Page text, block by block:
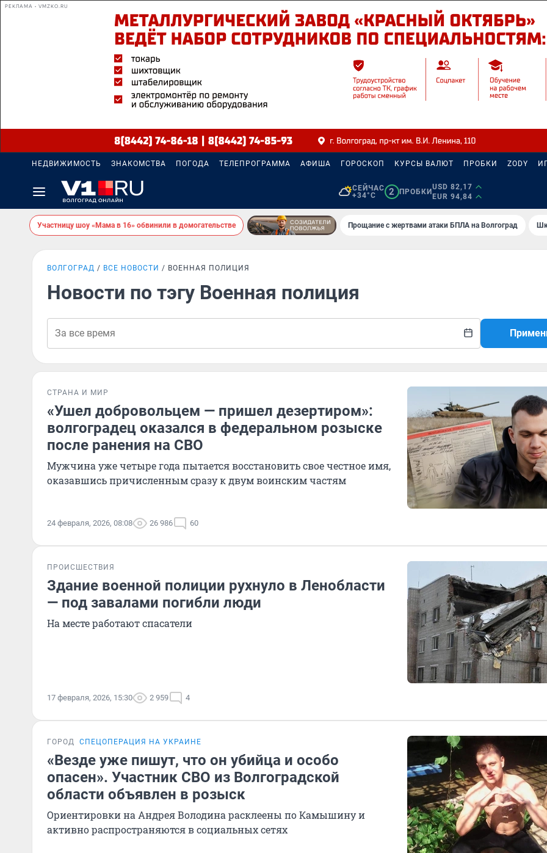
РЕКЛАМА • VMZKO.RU
НЕДВИЖИМОСТЬ ЗНАКОМСТВА ПОГОДА ТЕЛЕПРОГРАММА АФИША ГОРОСКОП КУРСЫ ВАЛЮТ ПРОБКИ ZODY
СЕЙЧАС
+34°C
2 ПРОБКИ
USD 82,17
EUR 94,84
Участницу шоу «Мама в 16» обвинили в домогательстве Прощание с жертвами атаки БПЛА на Волгоград
ВОЛГОГРАД ВСЕ НОВОСТИ ВОЕННАЯ ПОЛИЦИЯ
Новости по тэгу Военная полиция
СТРАНА И МИР
«Ушел добровольцем — пришел дезертиром»:
волгоградец оказался в федеральном розыске
после ранения на СВО
Мужчина уже четыре года пытается восстановить свое честное имя,
оказавшись причисленным сразу к двум воинским частям
24 февраля, 2026, 08:08 26 986 60
ПРОИСШЕСТВИЯ
Здание военной полиции рухнуло в Ленобласти
— под завалами погибли люди
На месте работают спасатели
17 февраля, 2026, 15:30 2 959 4
ГОРОД СПЕЦОПЕРАЦИЯ НА УКРАИНЕ
«Везде уже пишут, что он убийца и особо
опасен». Участник СВО из Волгоградской
области объявлен в розыск
Ориентировки на Андрея Володина расклеены по Камышину и
активно распространяются в социальных сетях